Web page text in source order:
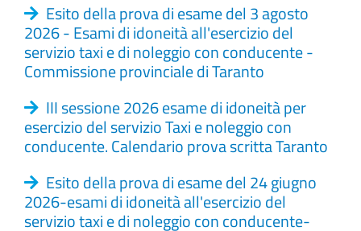
Esito della prova di esame del 3 agosto
2026 - Esami di idoneità all'esercizio del
servizio taxi e di noleggio con conducente -
Commissione provinciale di Taranto
III sessione 2026 esame di idoneità per
esercizio del servizio Taxi e noleggio con
conducente. Calendario prova scritta Taranto
Esito della prova di esame del 24 giugno
2026-esami di idoneità all'esercizio del
servizio taxi e di noleggio con conducente-